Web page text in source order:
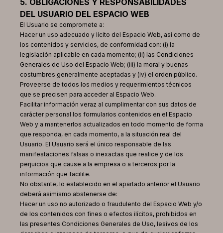
5. OBLIGACIONES Y RESPONSABILIDADES
DEL USUARIO DEL ESPACIO WEB
El Usuario se compromete a:
Hacer un uso adecuado y lícito del Espacio Web, así como de
los contenidos y servicios, de conformidad con: (i) la
legislación aplicable en cada momento; (ii) las Condiciones
Generales de Uso del Espacio Web; (iii) la moral y buenas
costumbres generalmente aceptadas y (iv) el orden público.
Proveerse de todos los medios y requerimientos técnicos
que se precisen para acceder al Espacio Web.
Facilitar información veraz al cumplimentar con sus datos de
carácter personal los formularios contenidos en el Espacio
Web y a mantenerlos actualizados en todo momento de forma
que responda, en cada momento, a la situación real del
Usuario. El Usuario será el único responsable de las
manifestaciones falsas o inexactas que realice y de los
perjuicios que cause a la empresa o a terceros por la
información que facilite.
No obstante, lo establecido en el apartado anterior el Usuario
deberá asimismo abstenerse de:
Hacer un uso no autorizado o fraudulento del Espacio Web y/o
de los contenidos con fines o efectos ilícitos, prohibidos en
las presentes Condiciones Generales de Uso, lesivos de los